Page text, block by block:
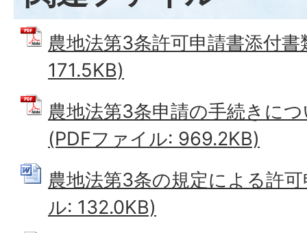
農地法第3条許可申請書添付
171.5KB)
農地法第3条申請の手続きに
(PDFファイル: 969.2KB)
農地法第3条の規定による許
ル: 132.0KB)